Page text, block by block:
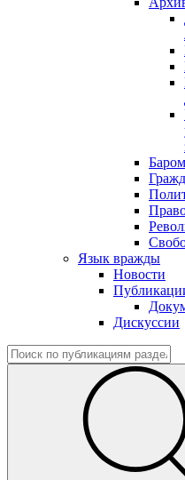
Язык вражды
Новости
Дискуссии